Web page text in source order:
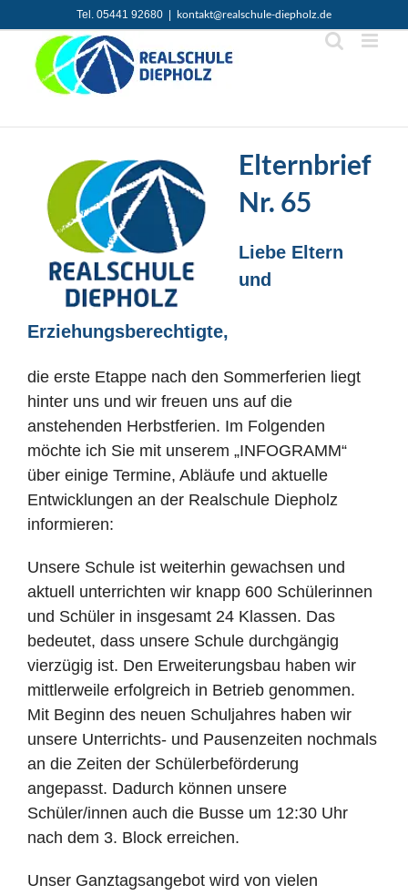
Inhalt
springen
Tel. 05441 92680 kontakt@realschule-diepholz.de
Elternbrief
Nr. 65
Liebe Eltern
und
Erziehungsberechtigte,
die erste Etappe nach den Sommerferien liegt
hinter uns und wir freuen uns auf die
anstehenden Herbstferien. Im Folgenden
möchte ich Sie mit unserem „INFOGRAMM“
über einige Termine, Abläufe und aktuelle
Entwicklungen an der Realschule Diepholz
informieren:
Unsere Schule ist weiterhin gewachsen und
aktuell unterrichten wir knapp 600 Schülerinnen
und Schüler in insgesamt 24 Klassen. Das
bedeutet, dass unsere Schule durchgängig
vierzügig ist. Den Erweiterungsbau haben wir
mittlerweile erfolgreich in Betrieb genommen.
Mit Beginn des neuen Schuljahres haben wir
unsere Unterrichts- und Pausenzeiten nochmals
an die Zeiten der Schülerbeförderung
angepasst. Dadurch können unsere
Schüler/innen auch die Busse um 12:30 Uhr
nach dem 3. Block erreichen.
Unser Ganztagsangebot wird von vielen